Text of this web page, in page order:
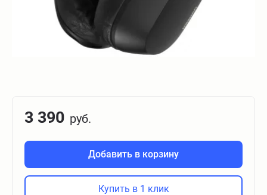
3 390 руб.
Добавить в корзину
Купить в 1 клик